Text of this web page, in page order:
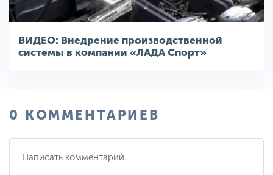
ВИДЕО: Внедрение производственной
системы в компании «ЛАДА Спорт»
0 КОММЕНТАРИЕВ